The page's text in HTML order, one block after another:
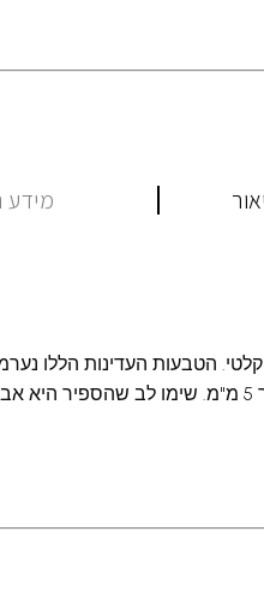
מידע
הטבעות העדינות הללו